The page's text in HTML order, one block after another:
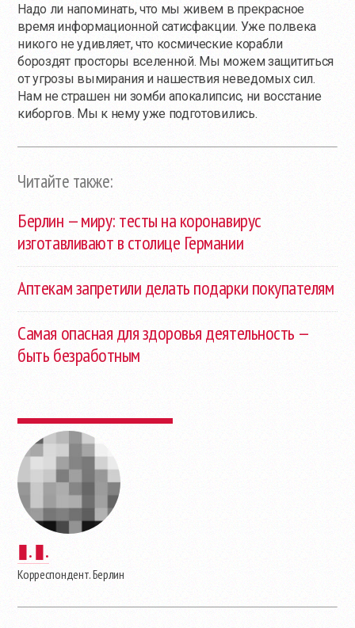
Надо ли напоминать, что мы живем в прекрасное
время информационной сатисфакции. Уже полвека
никого не удивляет, что космические корабли
бороздят просторы вселенной. Мы можем защититься
от угрозы вымирания и нашествия неведомых сил.
Нам не страшен ни зомби апокалипсис, ни восстание
киборгов. Мы к нему уже подготовились.
Читайте также:
Берлин — миру: тесты на коронавирус
изготавливают в столице Германии
Аптекам запретили делать подарки покупателям
Самая опасная для здоровья деятельность —
быть безработным
▮. ▮.
Корреспондент. Берлин